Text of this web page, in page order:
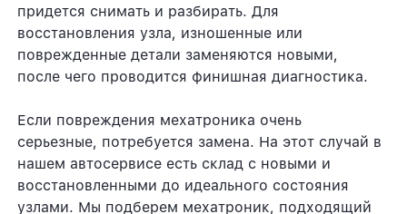
придется снимать и разбирать. Для
восстановления узла, изношенные или
поврежденные детали заменяются новыми,
после чего проводится финишная диагностика.
Если повреждения мехатроника очень
серьезные, потребуется замена. На этот случай в
нашем автосервисе есть склад с новыми и
восстановленными до идеального состояния
узлами. Мы подберем мехатроник, подходящий